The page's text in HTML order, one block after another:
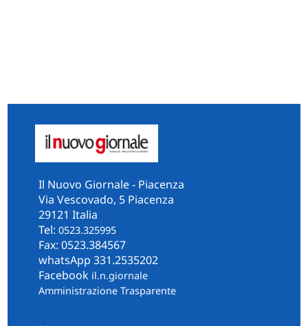
Il Nuovo Giornale - Piacenza
Via Vescovado, 5 Piacenza
29121 Italia
Tel: 0523.325995
Fax: 0523.384567
whatsApp 331.2535202
Facebook il.n.giornale
Amministrazione Trasparente